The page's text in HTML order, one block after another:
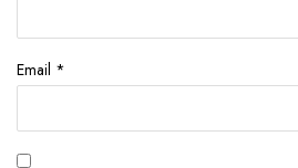
Email *